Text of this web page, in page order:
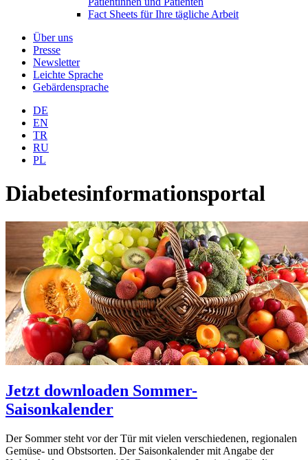
Fact Sheets für Ihre tägliche Arbeit
Über uns
Presse
Newsletter
Leichte Sprache
Gebärdensprache
DE
EN
TR
RU
PL
Diabetesinformationsportal
Jetzt downloaden Sommer-
Saisonkalender
Der Sommer steht vor der Tür mit vielen verschiedenen, regionalen
Gemüse- und Obstsorten. Der Saisonkalender mit Angabe der